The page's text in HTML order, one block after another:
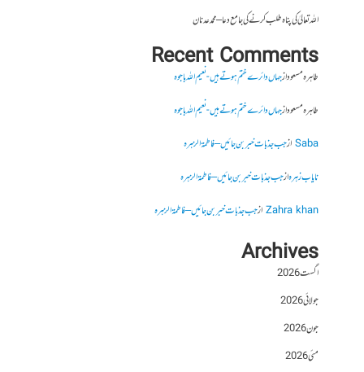
اللہ تعالیٰ کی پناہ طلب کرنے کی جامع دعا – محمد عدنان
Recent Comments
طاہرہ مسعودازجہاں دائرے ختم ہوتے ہیں- نعیم اللہ باجوہ
طاہرہ مسعودازجہاں دائرے ختم ہوتے ہیں- نعیم اللہ باجوہ
Sabaازجب جذبات خبر بن جائیں – فاطمۃالزہرہ
نایاب زہرہازجب جذبات خبر بن جائیں – فاطمۃالزہرہ
Zahra khanازجب جذبات خبر بن جائیں – فاطمۃالزہرہ
Archives
اگست 2026
جولائی 2026
جون 2026
مئی 2026